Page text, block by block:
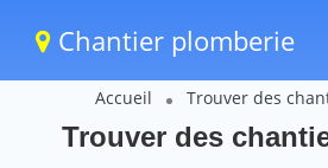
Chantier plomberie
Accueil Trouver des
Trouver des